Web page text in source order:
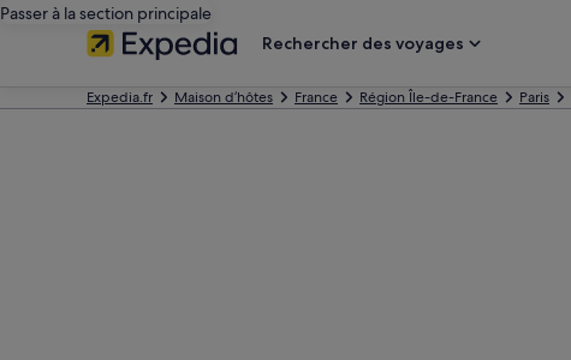
Passer à la section principale
Rechercher des voyages
Expedia.fr Maison d’hôtes France Région Île-de-France Paris